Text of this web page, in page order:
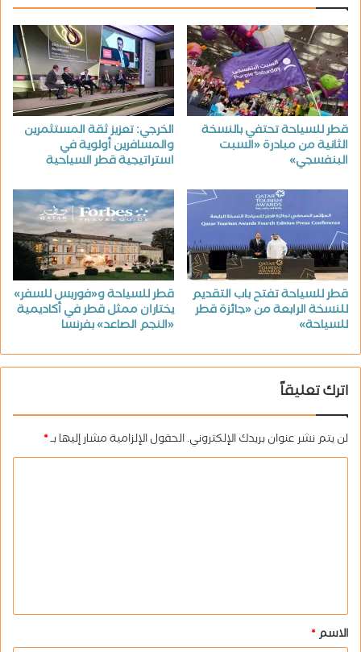
قطر للسياحة تحتفي بالنسخة
الثانية من مبادرة «السبت
البنفسجي»
الخرجي: تعزيز ثقة المستثمرين
والمسافرين أولوية في
استراتيجية قطر السياحية
قطر للسياحة تفتح باب التقديم
للنسخة الرابعة من «جائزة قطر
للسياحة»
قطر للسياحة و«فوربس للسفر»
يختاران ممثل قطر في أكاديمية
«النجم الصاعد» بفرنسا
اترك تعليقاً
لن يتم نشر عنوان بريدك الإلكتروني.الحقول الإلزامية مشار إليها بـ*
ق
*
الاسم*